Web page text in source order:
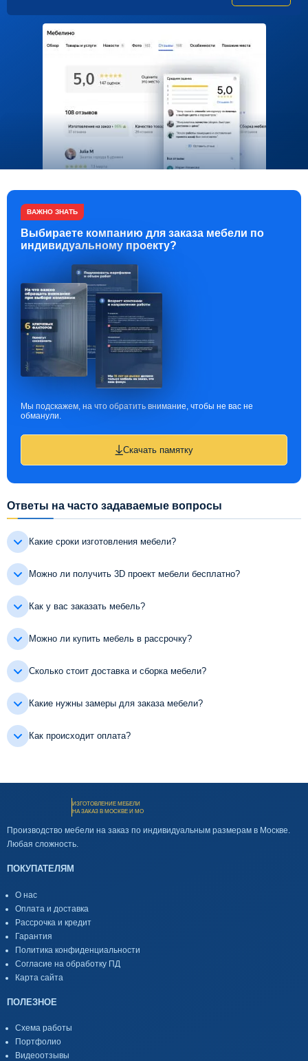
ВАЖНО ЗНАТЬ
Выбираете компанию для заказа мебели по
индивидуальному проекту?
Мы подскажем, на что обратить внимание, чтобы не вас не
обманули.
Скачать памятку
Ответы на часто задаваемые вопросы
Какие сроки изготовления мебели?
Можно ли получить 3D проект мебели бесплатно?
Как у вас заказать мебель?
Можно ли купить мебель в рассрочку?
Сколько стоит доставка и сборка мебели?
Какие нужны замеры для заказа мебели?
Как происходит оплата?
ИЗГОТОВЛЕНИЕ МЕБЕЛИ
НА ЗАКАЗ В МОСКВЕ И МО
Производство мебели на заказ по индивидуальным размерам в Москве.
Любая сложность.
ПОКУПАТЕЛЯМ
О нас
Оплата и доставка
Рассрочка и кредит
Гарантия
Политика конфиденциальности
Согласие на обработку ПД
Карта сайта
ПОЛЕЗНОЕ
Схема работы
Портфолио
Видеоотзывы